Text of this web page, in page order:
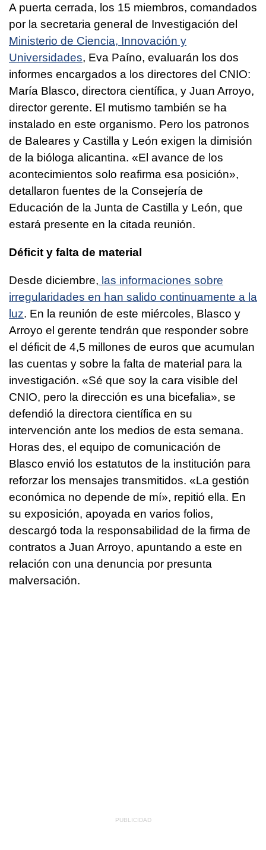
A puerta cerrada, los 15 miembros, comandados
por la secretaria general de Investigación del
Ministerio de Ciencia, Innovación y
Universidades, Eva Paíno, evaluarán los dos
informes encargados a los directores del CNIO:
María Blasco, directora científica, y Juan Arroyo,
director gerente. El mutismo también se ha
instalado en este organismo. Pero los patronos
de Baleares y Castilla y León exigen la dimisión
de la bióloga alicantina. «El avance de los
acontecimientos solo reafirma esa posición»,
detallaron fuentes de la Consejería de
Educación de la Junta de Castilla y León, que
estará presente en la citada reunión.
Déficit y falta de material
Desde diciembre, las informaciones sobre
irregularidades en han salido continuamente a la
luz. En la reunión de este miércoles, Blasco y
Arroyo el gerente tendrán que responder sobre
el déficit de 4,5 millones de euros que acumulan
las cuentas y sobre la falta de material para la
investigación. «Sé que soy la cara visible del
CNIO, pero la dirección es una bicefalia», se
defendió la directora científica en su
intervención ante los medios de esta semana.
Horas des, el equipo de comunicación de
Blasco envió los estatutos de la institución para
reforzar los mensajes transmitidos. «La gestión
económica no depende de mí», repitió ella. En
su exposición, apoyada en varios folios,
descargó toda la responsabilidad de la firma de
contratos a Juan Arroyo, apuntando a este en
relación con una denuncia por presunta
malversación.